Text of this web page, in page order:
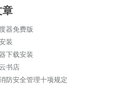
器免费版
装
下载安装
书店
防安全管理十项规定